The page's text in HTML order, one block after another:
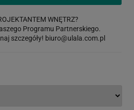
WNĘTRZ?
Programu Partnerskiego.
szczegóły! biuro@ulala.com.pl